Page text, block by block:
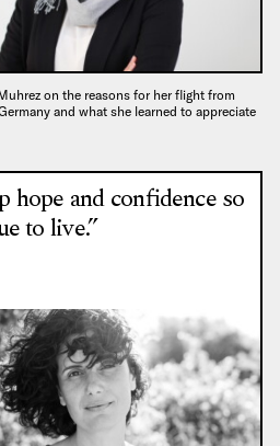
on the reasons for her flight from
and what she learned to appreciate
hope and confidence so
to live.”